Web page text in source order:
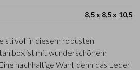
8,5 x 8,5 x 10,5
stilvoll in diesem robusten
ist mit wunderschönem
nachhaltige Wahl, denn das Leder